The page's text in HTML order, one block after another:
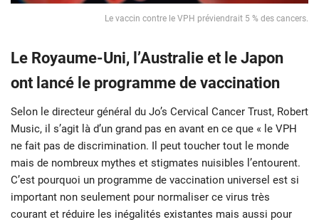
Le vaccin contre le VPH préviendrait 5 % des cancers.
Le Royaume-Uni, l’Australie et le Japon
ont lancé le programme de vaccination
Selon le directeur général du Jo’s Cervical Cancer Trust, Robert
Music, il s’agit là d’un grand pas en avant en ce que « le VPH
ne fait pas de discrimination. Il peut toucher tout le monde
mais de nombreux mythes et stigmates nuisibles l’entourent.
C’est pourquoi un programme de vaccination universel est si
important non seulement pour normaliser ce virus très
courant et réduire les inégalités existantes mais aussi pour